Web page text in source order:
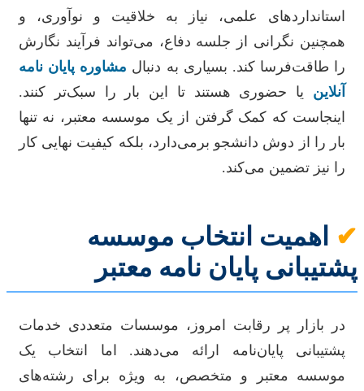
استانداردهای علمی، نیاز به خلاقیت و نوآوری، و
همچنین نگرانی از جلسه دفاع، می‌تواند فرآیند نگارش
را طاقت‌فرسا کند. بسیاری به دنبال مشاوره پایان نامه
آنلاین یا حضوری هستند تا این بار را سبک‌تر کنند.
اینجاست که کمک گرفتن از یک موسسه معتبر، نه تنها
بار را از دوش دانشجو برمی‌دارد، بلکه کیفیت نهایی کار
را نیز تضمین می‌کند.
✔ اهمیت انتخاب موسسه
پشتیبانی پایان نامه معتبر
در بازار پر رقابت امروز، موسسات متعددی خدمات
پشتیبانی پایان‌نامه ارائه می‌دهند. اما انتخاب یک
موسسه معتبر و متخصص، به ویژه برای رشته‌های